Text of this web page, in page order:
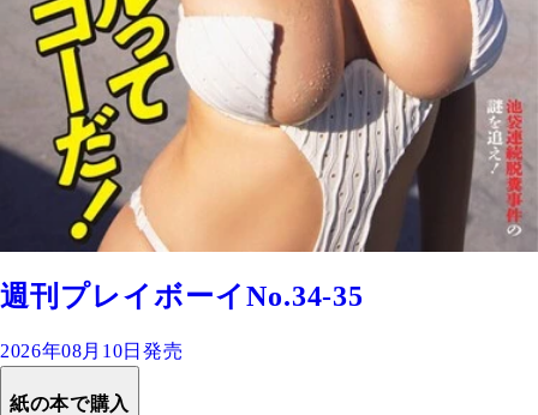
週刊プレイボーイNo.34-35
2026年08月10日発売
紙の本で購入